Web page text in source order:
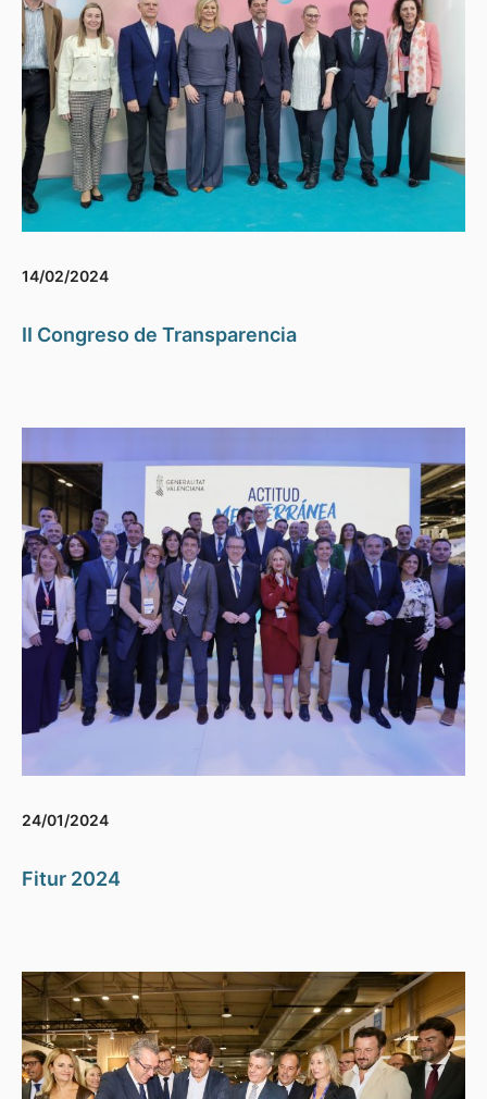
14/02/2024
II Congreso de Transparencia
24/01/2024
Fitur 2024